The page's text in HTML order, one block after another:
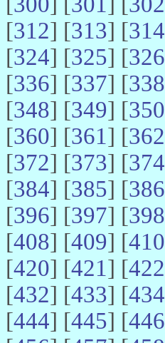
[312] [313] [314
[324] [325] [326
[336] [337] [338
[348] [349] [350
[360] [361] [362
[372] [373] [374
[384] [385] [386
[396] [397] [398
[408] [409] [410
[420] [421] [422
[432] [433] [434
[444] [445] [446